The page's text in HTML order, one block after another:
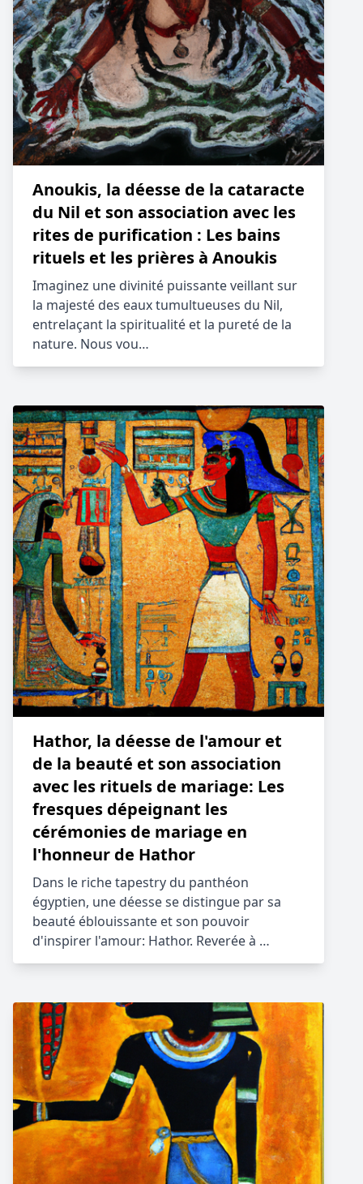
Anoukis, la déesse de la cataracte
du Nil et son association avec les
rites de purification : Les bains
rituels et les prières à Anoukis
Imaginez une divinité puissante veillant sur
la majesté des eaux tumultueuses du Nil,
entrelaçant la spiritualité et la pureté de la
nature. Nous vou…
Hathor, la déesse de l'amour et
de la beauté et son association
avec les rituels de mariage: Les
fresques dépeignant les
cérémonies de mariage en
l'honneur de Hathor
Dans le riche tapestry du panthéon
égyptien, une déesse se distingue par sa
beauté éblouissante et son pouvoir
d'inspirer l'amour: Hathor. Reverée à …